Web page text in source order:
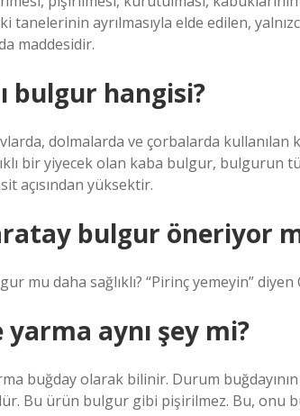
tanelerinin ayrılmasıyla elde edilen,
maddesidir.
bulgur hangisi?
dolmalarda ve çorbalarda
bir yiyecek olan kaba bulgur,
açısından yüksektir.
bulgur öneriyor
mu daha sağlıklı? “Pirinç yemeyin”
aynı şey mi?
buğday olarak bilinir. Durum
Bu ürün bulgur gibi pişirilmez. Bu, onu